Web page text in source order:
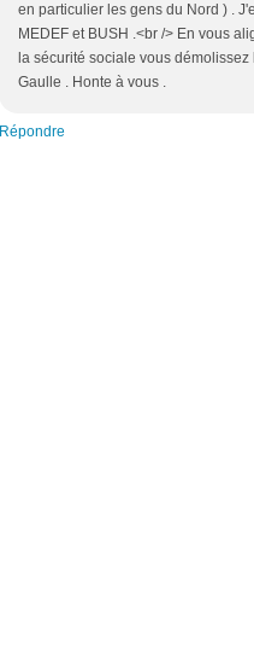
en particulier les gens du Nord ) .
MEDEF et BUSH .<br /> En vous
la sécurité sociale vous
Gaulle . Honte à vous .
Répondre